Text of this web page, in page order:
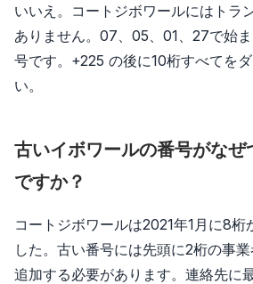
いいえ。コートジボワールにはトラ
ありません。07、05、01、27で始
号です。+225 の後に10桁すべてを
い。
古いイボワールの番号がなぜ
ですか？
コートジボワールは2021年1月に8桁
した。古い番号には先頭に2桁の事
追加する必要があります。連絡先に